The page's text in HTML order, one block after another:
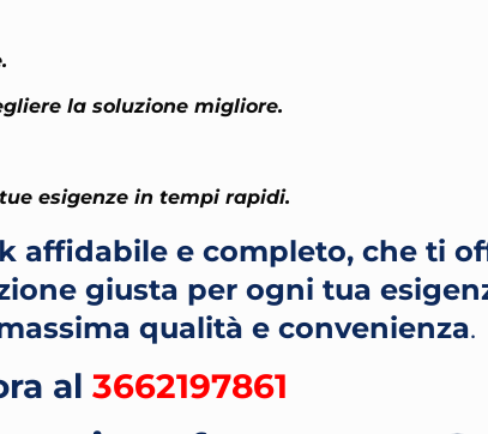
la soluzione migliore.
esigenze in tempi rapidi.
affidabile e completo, che ti
giusta per ogni tua
qualità e convenienza.
al 3662197861